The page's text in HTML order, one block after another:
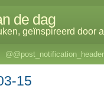
de dag
geïnspireerd door
@@post_notification_header
15